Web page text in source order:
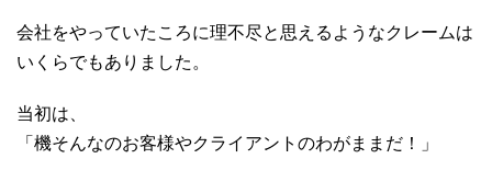
会社をやっていたころに理不尽と思えるようなクレームは
いくらでもありました。
当初は、
「機そんなのお客様やクライアントのわがままだ！」